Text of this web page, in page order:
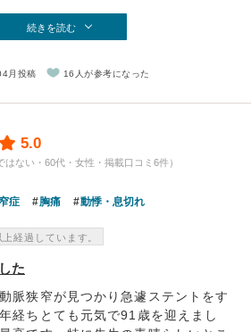
続きを読む
月投稿 16人が参考になった
5.0
はない・60代・女性・掲載口コミ6件）
症 胸痛 動悸・息切れ
経過しています。
た
脈狭窄が見つかり急遽ステントをす
経ちとても元気で91歳を迎えまし